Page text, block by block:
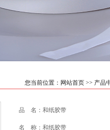
您当前位置： 网站首页 >> 产品
品 名：和纸胶带
名 称：和纸胶带